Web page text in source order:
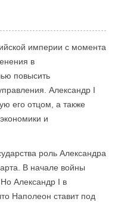
империи с момента
в
повысить
Александр I
его отцом, а также
и
роль Александра
В начале войны
Александр I в
Наполеон ставит под